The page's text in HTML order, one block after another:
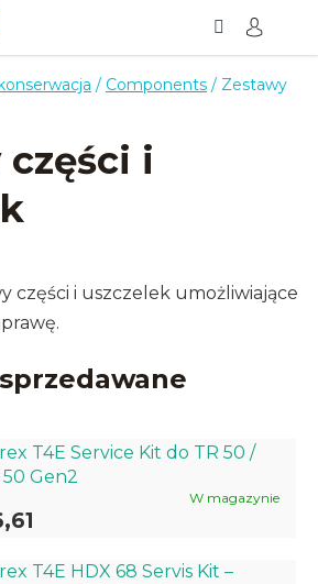
/ Components / Zestawy
i
części i uszczelek umożliwiające
T4E Service Kit do TR 50 /
50 Gen2
W magazynie
T4E HDX 68 Servis Kit –